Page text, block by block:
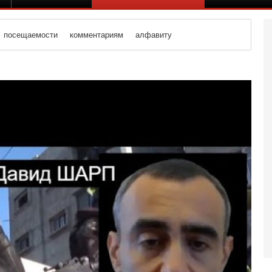
посещаемости комментариям алфавиту